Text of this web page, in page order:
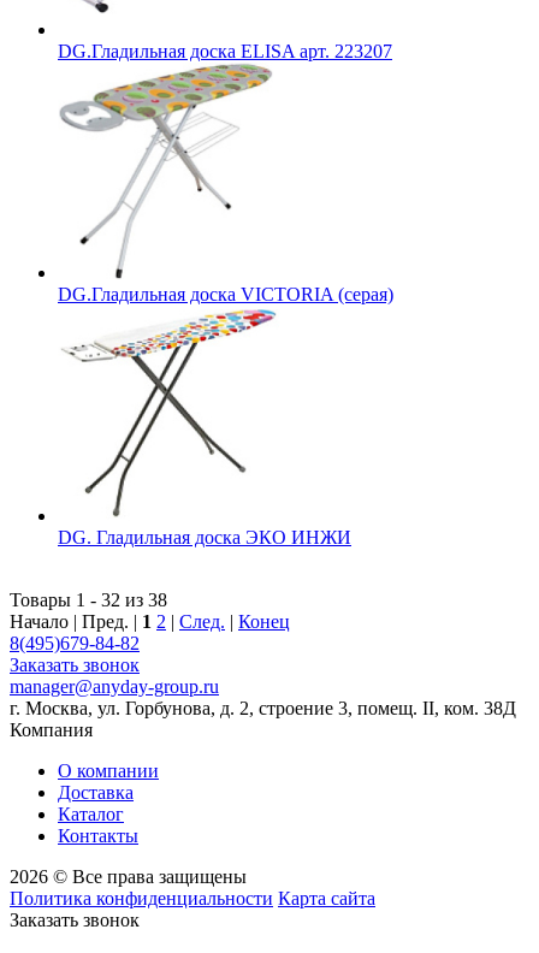
DG.Гладильная доска ELISA арт. 223207
DG.Гладильная доска VICTORIA (серая)
DG. Гладильная доска ЭКО ИНЖИ
Товары 1 - 32 из 38
Начало | Пред. | 1 2 | След. | Конец
8(495)679-84-82
Заказать звонок
manager@anyday-group.ru
г. Москва, ул. Горбунова, д. 2, строение 3, помещ. II, ком. 38Д
Компания
О компании
Доставка
Каталог
Контакты
2026 © Все права защищены
Политика конфиденциальности Карта сайта
Заказать звонок